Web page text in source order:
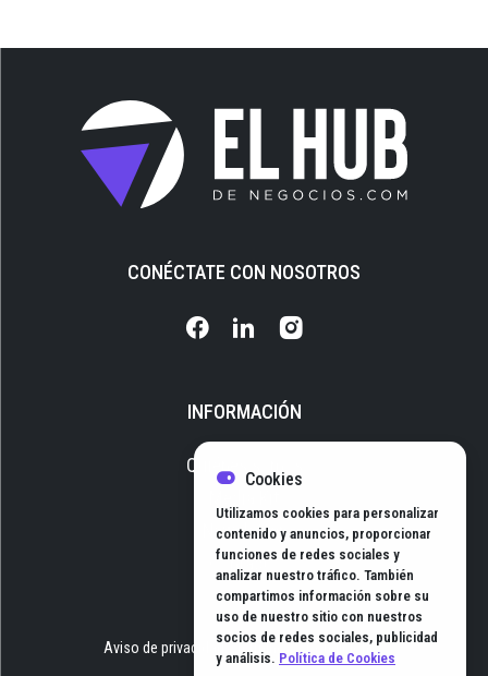
INFORMACIÓN
Quiénes somos
Newsletter
Contacto
CONÉCTATE CON NOSOTROS
Aviso de privacidad Términos y Condiciones
Cookies
Utilizamos cookies para personalizar
contenido y anuncios, proporcionar
funciones de redes sociales y
analizar nuestro tráfico. También
compartimos información sobre su
uso de nuestro sitio con nuestros
socios de redes sociales, publicidad
y análisis. Política de Cookies